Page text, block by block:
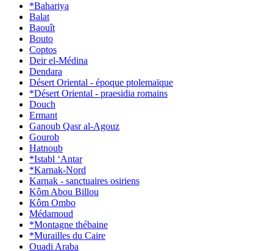
*Bahariya
Balat
Baouît
Bouto
Coptos
Deir el-Médina
Dendara
Désert Oriental - époque ptolemaïque
*Désert Oriental - praesidia romains
Douch
Ermant
Ganoub Qasr al-Agouz
Gourob
Hatnoub
*Istabl ‘Antar
*Karnak-Nord
Karnak - sanctuaires osiriens
Kôm Abou Billou
Kôm Ombo
Médamoud
*Montagne thébaine
*Murailles du Caire
Ouadi Araba